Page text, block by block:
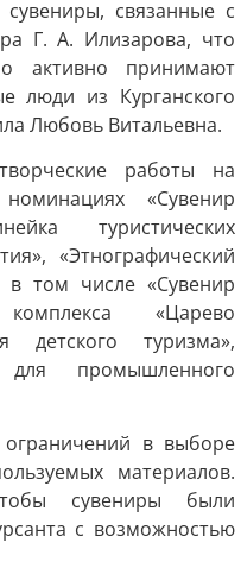
связанные с
Г. А. Илизарова, что
активно принимают
люди из Курганского
Любовь Витальевна.
работы на
«Сувенир
туристических
«Этнографический
в том числе «Сувенир
комплекса «Царево
детского туризма»,
для промышленного
в выборе
материалов.
сувениры были
с возможностью